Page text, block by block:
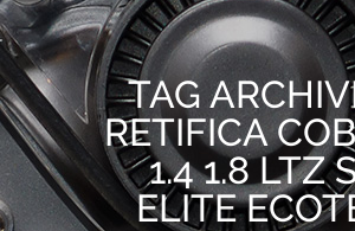
TAG
RETIFICA
1.4 1.8 LTZ
ELITE